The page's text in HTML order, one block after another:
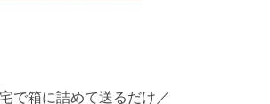
で箱に詰めて送るだけ／